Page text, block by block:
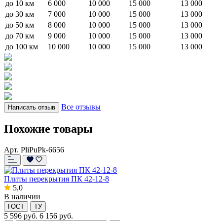
до 10 км 6 000 10 000 15 000
13 000
до 30 км
7 000 10 000 15 000
13 000
до 50 км
8 000 10 000 15 000
13 000
до 70 км
9 000 10 000 15 000
13 000
до 100 км
10 000 10 000 15 000 13 000
Написать отзыв Все отзывы
Похожие товары
Арт. PliPuPk-6656
Плиты перекрытия ПК 42-12-8
5,0
В наличии
ГОСТ ТУ
5 596 руб. 6 156 руб.